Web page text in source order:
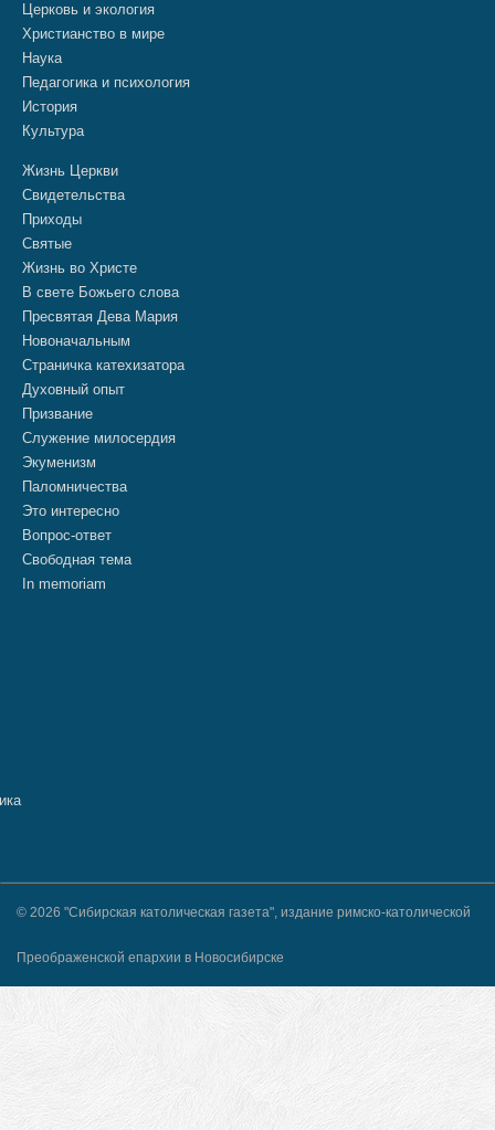
Церковь и экология
Христианство в мире
Наука
Педагогика и психология
История
Культура
Жизнь Церкви
Свидетельства
Приходы
Святые
Жизнь во Христе
В свете Божьего слова
Пресвятая Дева Мария
Новоначальным
Страничка катехизатора
Духовный опыт
Призвание
Служение милосердия
Экуменизм
Паломничества
Это интересно
Вопрос-ответ
Свободная тема
In memoriam
© 2026 "Сибирская католическая газета", издание римско-католической
Преображенской епархии в Новосибирске